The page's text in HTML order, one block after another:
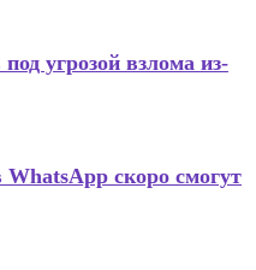
угрозой взлома из-
скоро смогут